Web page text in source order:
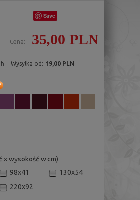
Save
Cena: 35,00 PLN
Wysyłka od: 19,00 PLN
x wysokość w cm)
98x41
130x54
220x92